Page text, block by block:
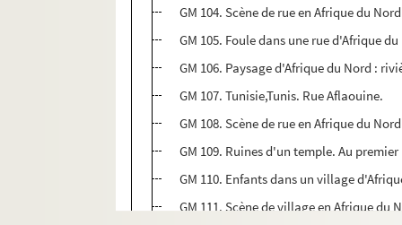
GM 104. Scène de rue en Afrique du Nord
GM 105. Foule dans une rue d'Afrique
GM 106. Paysage d'Afrique du Nord :
GM 107. Tunisie,Tunis. Rue Aflaouine.
GM 108. Scène de rue en Afrique du Nord
GM 109. Ruines d'un temple. Au
GM 110. Enfants dans un village
GM 111. Scène de village en Afrique du